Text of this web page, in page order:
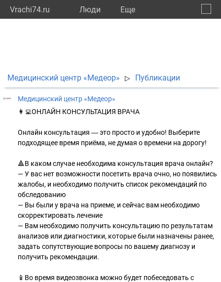
Vrachi74.ru Люди Eще
Медицинский центр «Медеор» ▷ Публикации
Медицинский центр «Медеор»
👩‍💻ОНЛАЙН КОНСУЛЬТАЦИЯ ВРАЧА
Онлайн консультация ― это просто и удобно! Выберите
подходящее время приёма, не думая о времени на дорогу!
🔺В каком случае необходима консультация врача онлайн?
— У вас нет возможности посетить врача очно, но появились
жалобы, и необходимо получить список рекомендаций по
обследованию
— Вы были у врача на приеме, и сейчас вам необходимо
скорректировать лечение
— Вам необходимо получить консультацию по результатам
анализов или диагностики, которые были назначены ранее,
задать сопутствующие вопросы по вашему диагнозу и
получить рекомендации.
📱Во время видеозвонка можно будет побеседовать с